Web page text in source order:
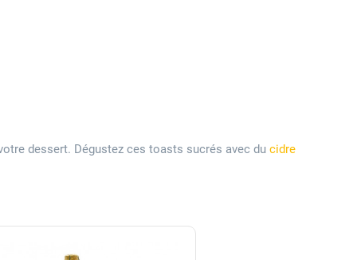
dessert. Dégustez ces toasts sucrés avec ducidre